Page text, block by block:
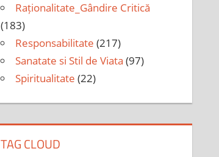
Raționalitate_Gândire Critică
(183)
Responsabilitate (217)
Sanatate si Stil de Viata (97)
Spiritualitate (22)
TAG CLOUD